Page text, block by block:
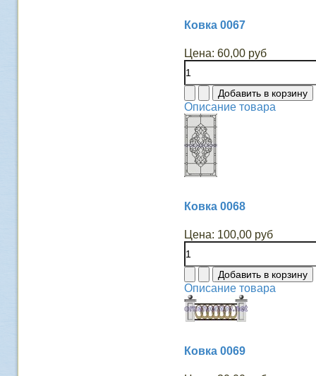
Ковка 0067
Цена: 60,00 руб
Описание товара
Ковка 0068
Цена: 100,00 руб
Описание товара
Ковка 0069